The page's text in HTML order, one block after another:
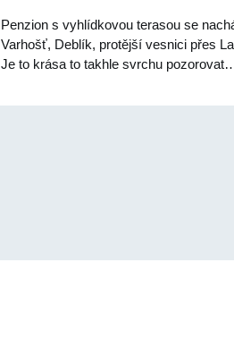
Penzion s vyhlídkovou terasou se
Varhošť, Deblík, protější vesnici přes
Je to krása to takhle svrchu